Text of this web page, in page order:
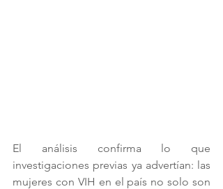
El análisis confirma lo que
investigaciones previas ya advertían: las
mujeres con VIH en el país no solo son